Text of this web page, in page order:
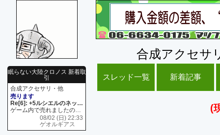
眠らない大陸クロノス 新着取
引
合成アクセサリ・他
売ります
Re[6]: +5ルシエルのネックレス
ゲーム内で売れましたので 在庫がネク1 リング4 となります リングのお値段は80G といたします
08/02 (日) 22:33
ゲオルギアス
合成アクセサ
スレッド一覧 新着記事
(